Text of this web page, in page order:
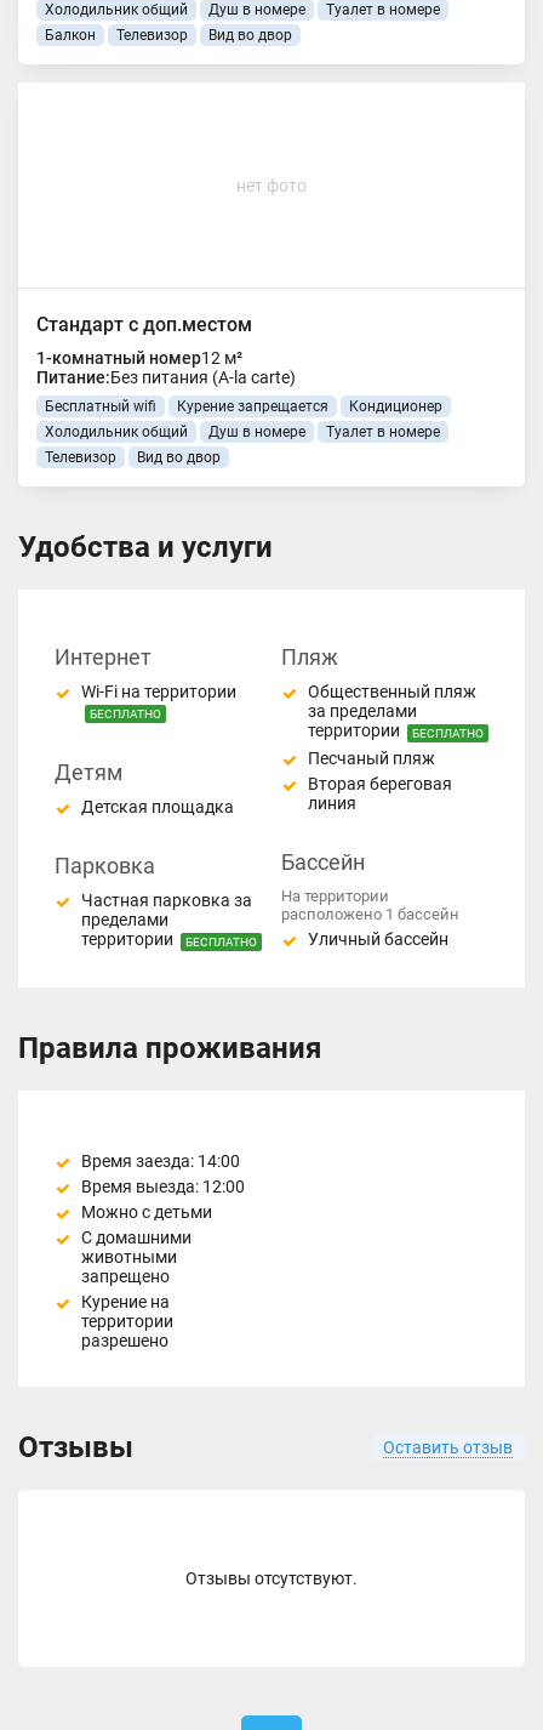
Холодильник общий
Душ в номере
Туалет в номере
Балкон
Телевизор Вид во двор
нет фото
Стандарт с доп.местом
1-комнатный номер12 м²
Питание:Без питания (A-la carte)
Бесплатный wifi Курение запрещается
Кондиционер
Холодильник общий
Душ в номере
Туалет в номере
Телевизор
Вид во двор
Удобства и услуги
Интернет
Wi-Fi на территории
БЕСПЛАТНО
Детям
Детская площадка
Парковка
Частная парковка за
пределами
территории
БЕСПЛАТНО
Пляж
Общественный пляж
за пределами
территории
БЕСПЛАТНО
Песчаный пляж
Вторая береговая
линия
Бассейн
На территории
расположено 1 бассейн
Уличный бассейн
Правила проживания
Время заезда: 14:00
Время выезда: 12:00
Можно с детьми
С домашними
животными
запрещено
Курение на
территории
разрешено
Отзывы Оставить отзыв
Отзывы отсутствуют.